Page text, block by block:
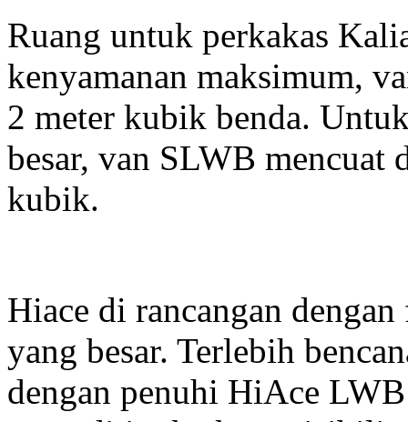
Ruang untuk perkakas
kenyamanan maksimum,
2 meter kubik benda.
besar, van SLWB mencuat
kubik.
Hiace di rancangan
yang besar. Terlebih
dengan penuhi HiAce